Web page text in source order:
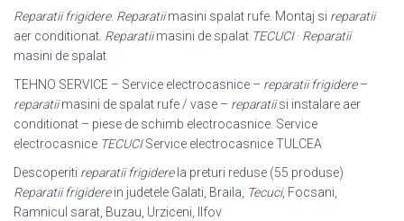
Reparatii frigidere. Reparatiimasini spalat rufe. Montaj si reparatii
aer conditionat. Reparatiimasini de spalat TECUCI· Reparatii
masini de spalat
TEHNO SERVICE – Service electrocasnice – reparatii frigidere–
reparatiimasini de spalat rufe / vase – reparatiisi instalare aer
conditionat – piese de schimb electrocasnice. Service
electrocasnice TECUCIService electrocasnice TULCEA
Descoperiti reparatii frigiderela preturi reduse (55 produse)
Reparatii frigiderein judetele Galati, Braila, Tecuci, Focsani,
Ramnicul sarat, Buzau, Urziceni, Ilfov